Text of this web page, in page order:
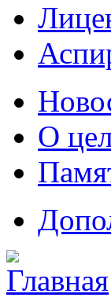
О
Главная